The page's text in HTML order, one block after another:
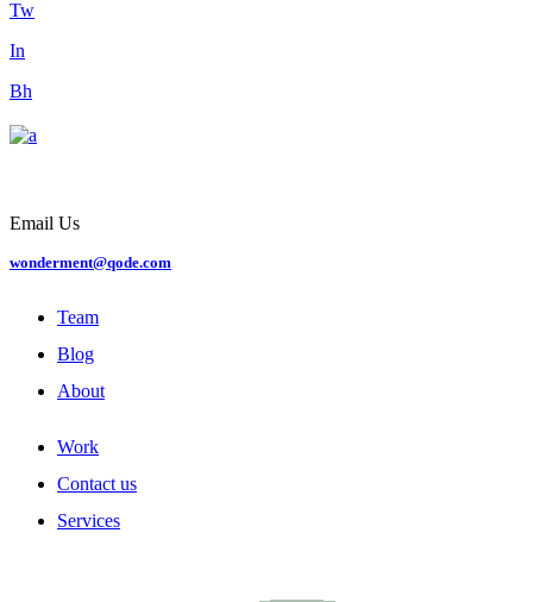
Tw
In
Bh
Email Us
wonderment@qode.com
Team
Blog
About
Work
Contact us
Services